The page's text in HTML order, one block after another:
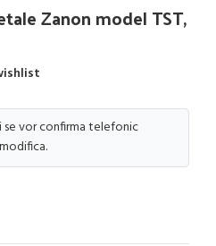
Zanon model TST,
se vor confirma telefonic